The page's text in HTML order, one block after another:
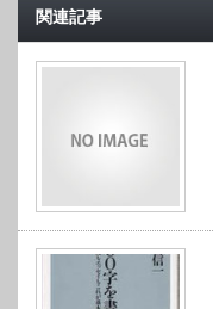
関連記事